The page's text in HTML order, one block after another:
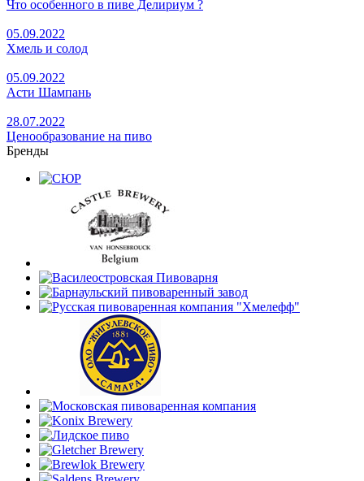
Что особенного в пиве Делириум ?
05.09.2022
Хмель и солод
05.09.2022
Асти Шампань
28.07.2022
Ценообразование на пиво
Бренды